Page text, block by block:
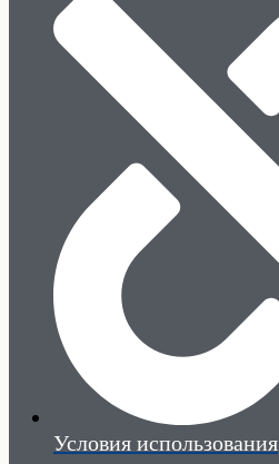
Условия использования